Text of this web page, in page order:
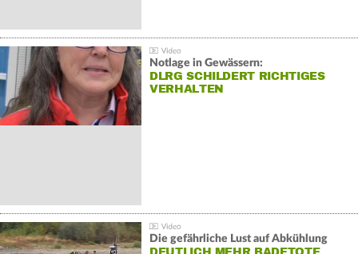
Notlage in Gewässern:
DLRG SCHILDERT RICHTIGES
VERHALTEN
Die gefährliche Lust auf Abkühlung